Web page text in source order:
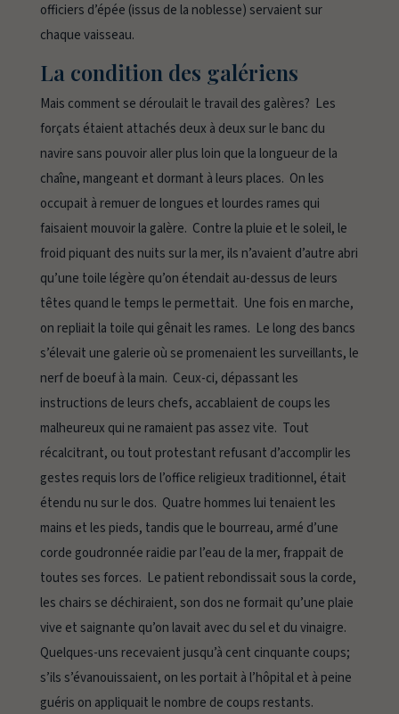
officiers d’épée (issus de la noblesse) servaient sur
chaque vaisseau.
La condition des galériens
Mais comment se déroulait le travail des galères? Les
forçats étaient attachés deux à deux sur le banc du
navire sans pouvoir aller plus loin que la longueur de la
chaîne, mangeant et dormant à leurs places. On les
occupait à remuer de longues et lourdes rames qui
faisaient mouvoir la galère. Contre la pluie et le soleil, le
froid piquant des nuits sur la mer, ils n’avaient d’autre abri
qu’une toile légère qu’on étendait au-dessus de leurs
têtes quand le temps le permettait. Une fois en marche,
on repliait la toile qui gênait les rames. Le long des bancs
s’élevait une galerie où se promenaient les surveillants, le
nerf de boeuf à la main. Ceux-ci, dépassant les
instructions de leurs chefs, accablaient de coups les
malheureux qui ne ramaient pas assez vite. Tout
récalcitrant, ou tout protestant refusant d’accomplir les
gestes requis lors de l’office religieux traditionnel, était
étendu nu sur le dos. Quatre hommes lui tenaient les
mains et les pieds, tandis que le bourreau, armé d’une
corde goudronnée raidie par l’eau de la mer, frappait de
toutes ses forces. Le patient rebondissait sous la corde,
les chairs se déchiraient, son dos ne formait qu’une plaie
vive et saignante qu’on lavait avec du sel et du vinaigre.
Quelques-uns recevaient jusqu’à cent cinquante coups;
s’ils s’évanouissaient, on les portait à l’hôpital et à peine
guéris on appliquait le nombre de coups restants.